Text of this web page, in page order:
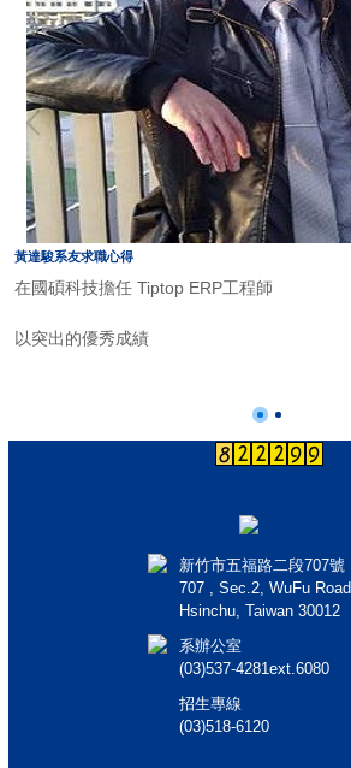
黃達駿系友求職心得
在國碩科技擔任 Tiptop ERP工程師
以突出的優秀成績
新竹市五福路二段707號
707 , Sec.2, WuFu Road
Hsinchu, Taiwan 30012
系辦公室
(03)537-4281ext.6080
招生專線
(03)518-6120